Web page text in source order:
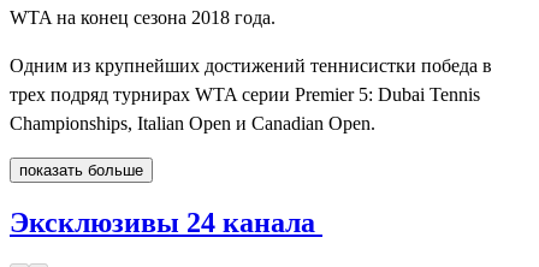
WTA на конец сезона 2018 года.
Одним из крупнейших достижений теннисистки победа в
трех подряд турнирах WTA серии Premier 5: Dubai Tennis
Championships, Italian Open и Canadian Open.
показать больше
Эксклюзивы 24 канала